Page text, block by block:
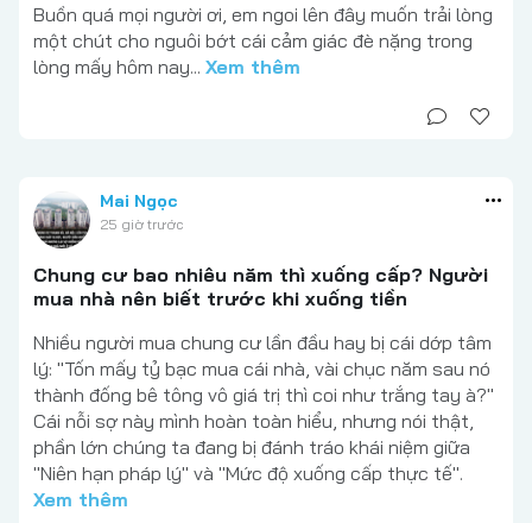
Buồn quá mọi người ơi, em ngoi lên đây muốn trải lòng
một chút cho nguôi bớt cái cảm giác đè nặng trong
lòng mấy hôm nay... Xem thêm
Mai Ngọc
25 giờ trước
Chung cư bao nhiêu năm thì xuống cấp? Người
mua nhà nên biết trước khi xuống tiền
Nhiều người mua chung cư lần đầu hay bị cái dớp tâm
lý: "Tốn mấy tỷ bạc mua cái nhà, vài chục năm sau nó
thành đống bê tông vô giá trị thì coi như trắng tay à?"
Cái nỗi sợ này mình hoàn toàn hiểu, nhưng nói thật,
phần lớn chúng ta đang bị đánh tráo khái niệm giữa
"Niên hạn pháp lý" và "Mức độ xuống cấp thực tế".
Xem thêm